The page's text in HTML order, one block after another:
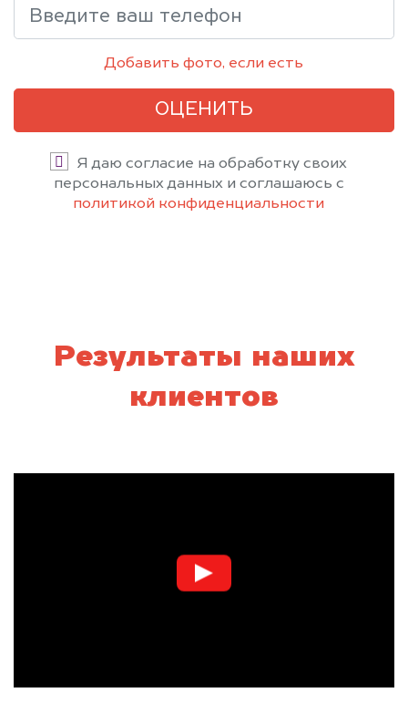
Добавить фото, если есть
ОЦЕНИТЬ
Я даю согласие на обработку своих
персональных данных и соглашаюсь с
политикой конфиденциальности
Результаты наших
клиентов